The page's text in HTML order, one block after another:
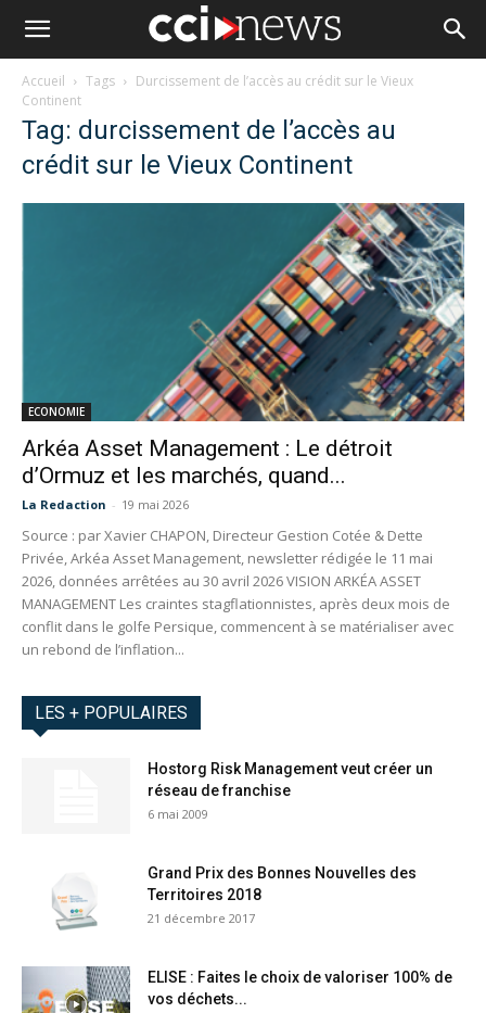
Accueil Tags
Durcissement de l’accès au crédit sur le Vieux
Continent
Tag: durcissement de l’accès au
crédit sur le Vieux Continent
ECONOMIE
Arkéa Asset Management : Le détroit
d’Ormuz et les marchés, quand...
La Redaction - 19 mai 2026
Source : par Xavier CHAPON, Directeur Gestion Cotée & Dette
Privée, Arkéa Asset Management, newsletter rédigée le 11 mai
2026, données arrêtées au 30 avril 2026 VISION ARKÉA ASSET
MANAGEMENT Les craintes stagflationnistes, après deux mois de
conflit dans le golfe Persique, commencent à se matérialiser avec
un rebond de l’inflation...
LES + POPULAIRES
Hostorg Risk Management veut créer un
réseau de franchise
6 mai 2009
Grand Prix des Bonnes Nouvelles des
Territoires 2018
21 décembre 2017
ELISE : Faites le choix de valoriser 100% de
vos déchets...